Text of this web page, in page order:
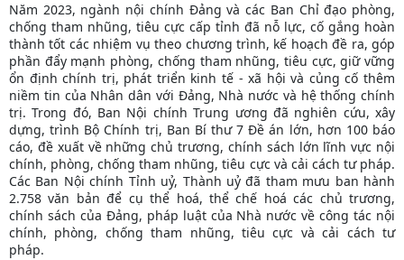
Năm 2023, ngành nội chính Đảng và các Ban Chỉ đạo phòng,
chống tham nhũng, tiêu cực cấp tỉnh đã nỗ lực, cố gắng hoàn
thành tốt các nhiệm vụ theo chương trình, kế hoạch đề ra, góp
phần đẩy mạnh phòng, chống tham nhũng, tiêu cực, giữ vững
ổn định chính trị, phát triển kinh tế - xã hội và củng cố thêm
niềm tin của Nhân dân với Đảng, Nhà nước và hệ thống chính
trị. Trong đó, Ban Nội chính Trung ương đã nghiên cứu, xây
dựng, trình Bộ Chính trị, Ban Bí thư 7 Đề án lớn, hơn 100 báo
cáo, đề xuất về những chủ trương, chính sách lớn lĩnh vực nội
chính, phòng, chống tham nhũng, tiêu cực và cải cách tư pháp.
Các Ban Nội chính Tỉnh uỷ, Thành uỷ đã tham mưu ban hành
2.758 văn bản để cụ thể hoá, thể chế hoá các chủ trương,
chính sách của Đảng, pháp luật của Nhà nước về công tác nội
chính, phòng, chống tham nhũng, tiêu cực và cải cách tư
pháp.